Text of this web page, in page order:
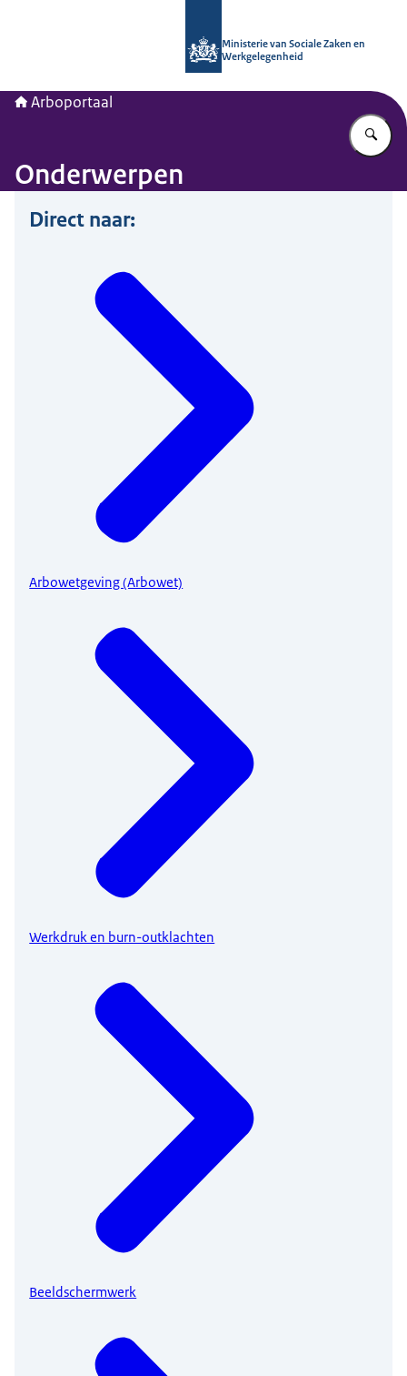
Ministerie van Sociale Zaken en
Werkgelegenheid
Arboportaal
Onderwerpen
Direct naar:
Arbowetgeving (Arbowet)
Werkdruk en burn-outklachten
Beeldschermwerk